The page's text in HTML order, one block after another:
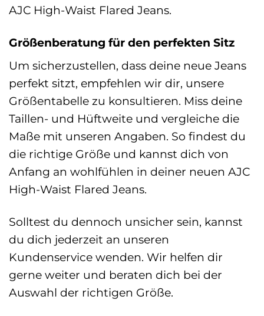
AJC High-Waist Flared Jeans.
Größenberatung für den perfekten Sitz
Um sicherzustellen, dass deine neue Jeans
perfekt sitzt, empfehlen wir dir, unsere
Größentabelle zu konsultieren. Miss deine
Taillen- und Hüftweite und vergleiche die
Maße mit unseren Angaben. So findest du
die richtige Größe und kannst dich von
Anfang an wohlfühlen in deiner neuen AJC
High-Waist Flared Jeans.
Solltest du dennoch unsicher sein, kannst
du dich jederzeit an unseren
Kundenservice wenden. Wir helfen dir
gerne weiter und beraten dich bei der
Auswahl der richtigen Größe.